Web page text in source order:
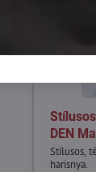
DEN
Stílusos,
harisnya.